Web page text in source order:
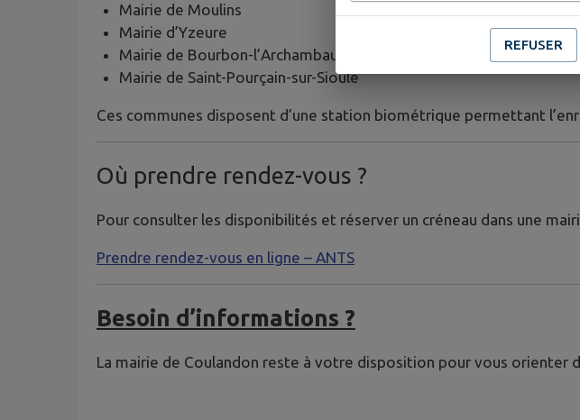
Mairie de Moulins
Mairie d’Yzeure
Mairie de Bourbon-l’Archambault
Mairie de Saint-Pourçain-sur-Sioule
Ces communes disposent d’une station biométrique permettant
Où prendre rendez-vous ?
Pour consulter les disponibilités et réserver un créneau dans une
Prendre rendez-vous en ligne – ANTS
Besoin d’informations ?
La mairie de Coulandon reste à votre disposition pour vous orienter
REFUSER